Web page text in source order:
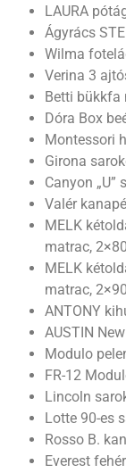
LAURA
Ágyrács
Wilma
Verina 3
Betti
Dóra Box
Montessori
Girona
Canyon „U”
Valér
MELK
matrac,
MELK
matrac,
ANTONY
AUSTIN
Modulo
FR-12
Lincoln
Lotte 90-es
Rosso B.
Everest